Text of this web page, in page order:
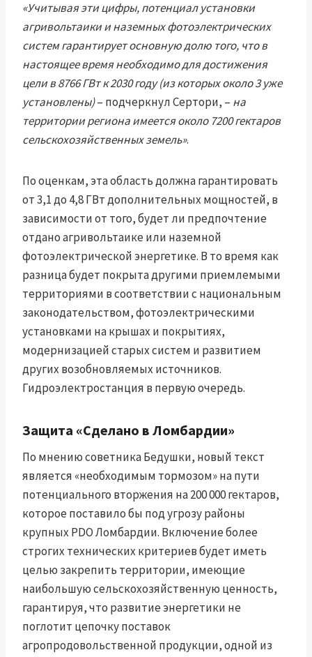
«Учитывая эти цифры, потенциал установки
агривольтаики и наземных фотоэлектрических
систем гарантирует основную долю того, что в
настоящее время необходимо для достижения
цели в 8766 ГВт к 2030 году (из которых около 3 уже
установлены)– подчеркнул Сертори, – на
территории региона имеется около 7200 гектаров
сельскохозяйственных земель».
По оценкам, эта область должна гарантировать
от 3,1 до 4,8 ГВт дополнительных мощностей, в
зависимости от того, будет ли предпочтение
отдано агривольтаике или наземной
фотоэлектрической энергетике. В то время как
разница будет покрыта другими приемлемыми
территориями в соответствии с национальным
законодательством, фотоэлектрическими
установками на крышах и покрытиях,
модернизацией старых систем и развитием
других возобновляемых источников.
Гидроэлектростанция в первую очередь.
Защита «Сделано в Ломбардии»
По мнению советника Бедушки, новый текст
является «необходимым тормозом» на пути
потенциального вторжения на 200 000 гектаров,
которое поставило бы под угрозу районы
крупных PDO Ломбардии. Включение более
строгих технических критериев будет иметь
целью закрепить территории, имеющие
наибольшую сельскохозяйственную ценность,
гарантируя, что развитие энергетики не
поглотит цепочку поставок
агропродовольственной продукции, одной из